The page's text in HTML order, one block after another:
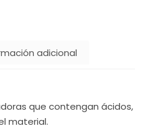
adicional
que contengan ácidos,
material.